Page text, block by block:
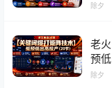
合
除夕
老
预
除夕